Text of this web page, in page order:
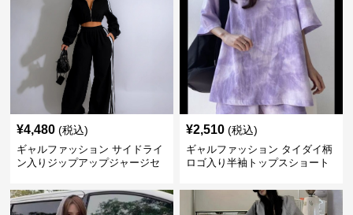
¥4,480 (税込)
ギャルファッション サイドライ
ン入りジップアップジャージセ
¥2,510 (税込)
ギャルファッション タイダイ柄
ロゴ入り半袖トップスショート